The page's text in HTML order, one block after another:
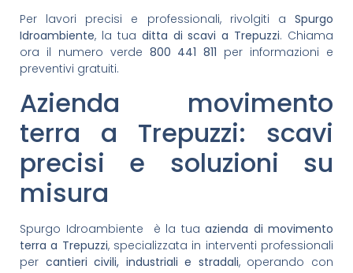
Per lavori precisi e professionali, rivolgiti a Spurgo
Idroambiente, la tua ditta di scavi a Trepuzzi. Chiama
ora il numero verde 800 441 811 per informazioni e
preventivi gratuiti.
Azienda movimento
terra a Trepuzzi: scavi
precisi e soluzioni su
misura
Spurgo Idroambiente è la tua azienda di movimento
terra a Trepuzzi, specializzata in interventi professionali
per cantieri civili, industriali e stradali, operando con